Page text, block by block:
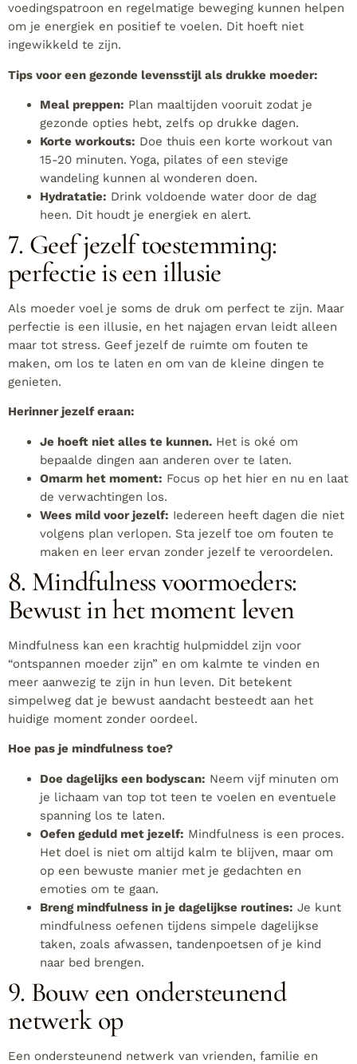
voedingspatroon en regelmatige beweging kunnen helpen
om je energiek en positief te voelen. Dit hoeft niet
ingewikkeld te zijn.
Tips voor een gezonde levensstijl als drukke moeder:
Meal preppen: Plan maaltijden vooruit zodat je
gezonde opties hebt, zelfs op drukke dagen.
Korte workouts: Doe thuis een korte workout van
15-20 minuten. Yoga, pilates of een stevige
wandeling kunnen al wonderen doen.
Hydratatie: Drink voldoende water door de dag
heen. Dit houdt je energiek en alert.
7. Geef jezelf toestemming:
perfectie is een illusie
Als moeder voel je soms de druk om perfect te zijn. Maar
perfectie is een illusie, en het najagen ervan leidt alleen
maar tot stress. Geef jezelf de ruimte om fouten te
maken, om los te laten en om van de kleine dingen te
genieten.
Herinner jezelf eraan:
Je hoeft niet alles te kunnen. Het is oké om
bepaalde dingen aan anderen over te laten.
Omarm het moment: Focus op het hier en nu en laat
de verwachtingen los.
Wees mild voor jezelf: Iedereen heeft dagen die niet
volgens plan verlopen. Sta jezelf toe om fouten te
maken en leer ervan zonder jezelf te veroordelen.
8. Mindfulness voormoeders:
Bewust in het moment leven
Mindfulness kan een krachtig hulpmiddel zijn voor
“ontspannen moeder zijn” en om kalmte te vinden en
meer aanwezig te zijn in hun leven. Dit betekent
simpelweg dat je bewust aandacht besteedt aan het
huidige moment zonder oordeel.
Hoe pas je mindfulness toe?
Doe dagelijks een bodyscan: Neem vijf minuten om
je lichaam van top tot teen te voelen en eventuele
spanning los te laten.
Oefen geduld met jezelf: Mindfulness is een proces.
Het doel is niet om altijd kalm te blijven, maar om
op een bewuste manier met je gedachten en
emoties om te gaan.
Breng mindfulness in je dagelijkse routines: Je kunt
mindfulness oefenen tijdens simpele dagelijkse
taken, zoals afwassen, tandenpoetsen of je kind
naar bed brengen.
9. Bouw een ondersteunend
netwerk op
Een ondersteunend netwerk van vrienden, familie en